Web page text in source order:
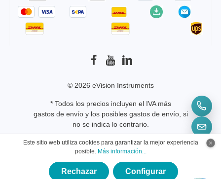
© 2026 eVision Instruments
* Todos los precios incluyen el IVA más
gastos de envíoy los posibles gastos de envío, si
no se indica lo contrario.
Este sitio web utiliza cookies para garantizar la mejor experiencia
posible. Más información...
Rechazar Configurar